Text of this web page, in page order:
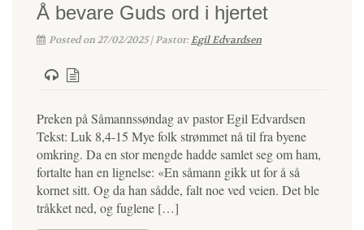
Å bevare Guds ord i hjertet
Posted on 27/02/2025 | Pastor:Egil Edvardsen
Preken på Såmannssøndag av pastor Egil Edvardsen
Tekst: Luk 8,4-15 Mye folk strømmet nå til fra byene
omkring. Da en stor mengde hadde samlet seg om ham,
fortalte han en lignelse: «En såmann gikk ut for å så
kornet sitt. Og da han sådde, falt noe ved veien. Det ble
tråkket ned, og fuglene […]